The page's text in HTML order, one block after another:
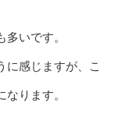
いです。
に感じますが、こ
ります。